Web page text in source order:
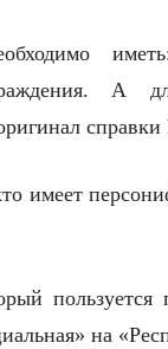
А
имеет
на